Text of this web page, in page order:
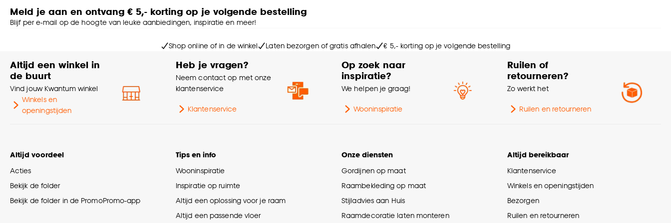
Meld je aan en ontvang € 5,- korting op je volgende bestelling
Blijf per e-mail op de hoogte van leuke aanbiedingen, inspiratie en meer!
Shop online of in de winkel Laten bezorgen of gratis afhalen € 5,- korting op je volgende bestelling
Altijd een winkel in
de buurt
Vind jouw Kwantum winkel
Winkels en
openingstijden
Heb je vragen?
Neem contact op met onze
klantenservice
Klantenservice
Op zoek naar
inspiratie?
We helpen je graag!
Wooninspiratie
Ruilen of
retourneren?
Zo werkt het
Ruilen en retourneren
Altijd voordeel
Acties
Bekijk de folder
Bekijk de folder in de PromoPromo-app
Tips en info
Wooninspiratie
Inspiratie op ruimte
Altijd een oplossing voor je raam
Altijd een passende vloer
Onze diensten
Gordijnen op maat
Raambekleding op maat
Stijladvies aan Huis
Raamdecoratie laten monteren
Altijd bereikbaar
Klantenservice
Winkels en openingstijden
Bezorgen
Ruilen en retourneren